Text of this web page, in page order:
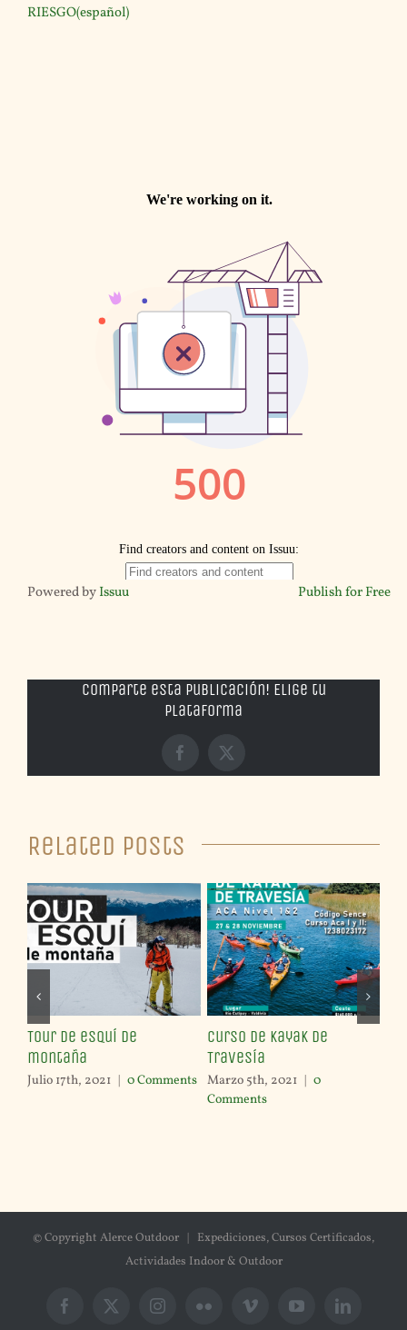
RIESGO(español)
Powered byIssuu Publish for Free
Comparte esta publicación! Elige tu
plataforma
Facebook
X
Related Posts
Tour de esquí de
montaña
Julio 17th, 2021 | 0 Comments
Curso de Kayak de
Travesía
Marzo 5th, 2021 | 0
Comments
© Copyright Alerce Outdoor | Expediciones, Cursos Certificados,
Actividades Indoor & Outdoor
Facebook
X InstagramFlickr Vimeo YouTubeLinkedIn